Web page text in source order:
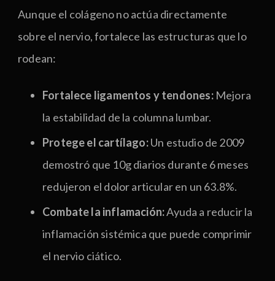
Aunque el colágeno no actúa directamente
sobre el nervio, fortalece las estructuras que lo
rodean:
Fortalece ligamentos y tendones:Mejora
la estabilidad de la columna lumbar.
Protege el cartílago:Un estudio de 2009
demostró que 10g diarios durante 6 meses
redujeron el dolor articular en un 63.8%.
Combate la inflamación:Ayuda a reducir la
inflamación sistémica que puede comprimir
el nervio ciático.